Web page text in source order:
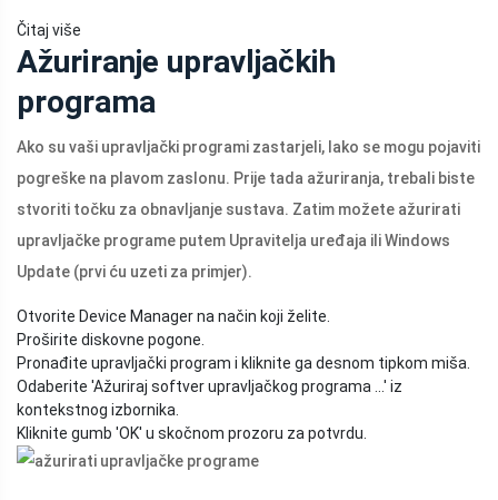
Čitaj više
Ažuriranje upravljačkih
programa
Ako su vaši upravljački programi zastarjeli, lako se mogu pojaviti
pogreške na plavom zaslonu. Prije tada ažuriranja, trebali biste
stvoriti točku za obnavljanje sustava. Zatim možete ažurirati
upravljačke programe putem Upravitelja uređaja ili Windows
Update (prvi ću uzeti za primjer).
Otvorite Device Manager na način koji želite.
Proširite diskovne pogone.
Pronađite upravljački program i kliknite ga desnom tipkom miša.
Odaberite 'Ažuriraj softver upravljačkog programa ...' iz
kontekstnog izbornika.
Kliknite gumb 'OK' u skočnom prozoru za potvrdu.